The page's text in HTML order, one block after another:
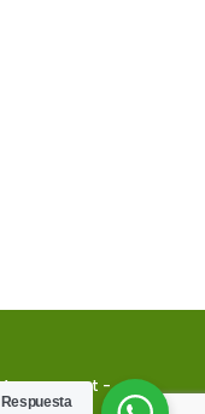
-
Respuesta